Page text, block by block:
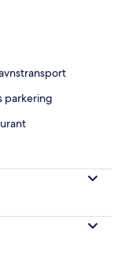
parkering